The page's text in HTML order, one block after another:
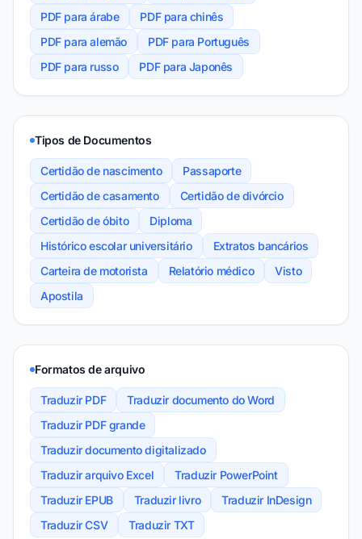
PDF para árabe
PDF para chinês
PDF para alemão
PDF para Português
PDF para russo
PDF para Japonês
Tipos de Documentos
Certidão de nascimento
Passaporte
Certidão de casamento
Certidão de divórcio
Certidão de óbito
Diploma
Histórico escolar universitário
Extratos bancários
Carteira de motorista
Relatório médico
Visto
Apostila
Formatos de arquivo
Traduzir PDF
Traduzir documento do Word
Traduzir PDF grande
Traduzir documento digitalizado
Traduzir arquivo Excel
Traduzir PowerPoint
Traduzir EPUB
Traduzir livro
Traduzir InDesign
Traduzir CSV
Traduzir TXT